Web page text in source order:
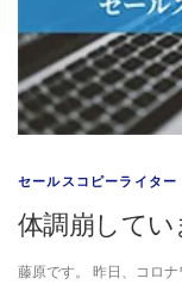
セールスコピーライター
体調崩して
藤原です。 昨日、コロ